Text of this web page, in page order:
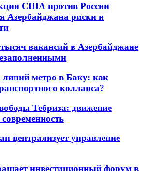
США против России
Азербайджана риски и
вакансий в Азербайджане
линий метро в Баку: как
коллапса?
Тебриза: движение
централизует управление
инвестиционный форум в